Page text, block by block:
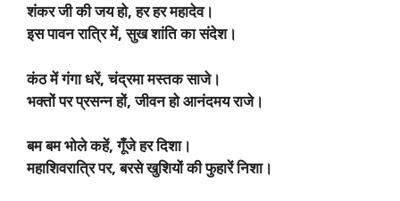
शंकर जी की जय हो, हर हर महादेव।
इस पावन रात्रि में, सुख शांति का संदेश।
कंठ में गंगा धरें, चंद्रमा मस्तक साजे।
भक्तों पर प्रसन्न हों, जीवन हो आनंदमय राजे।
बम बम भोले कहें, गूँजे हर दिशा।
महाशिवरात्रि पर, बरसे खुशियों की फुहारें निशा।